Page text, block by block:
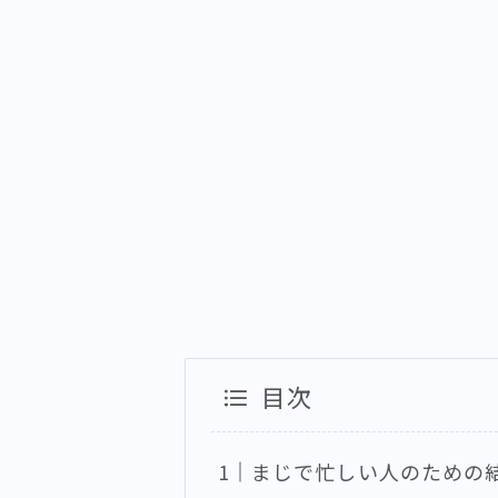
目次
まじで忙しい人のための